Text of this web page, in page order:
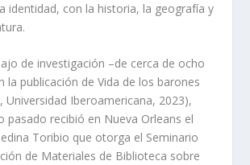
identidad, con la historia, la geografía y
de investigación –de cerca de ocho
la publicación de Vida de los barones
Universidad Iberoamericana, 2023),
pasado recibió en Nueva Orleans el
Toribio que otorga el Seminario
de Materiales de Biblioteca sobre